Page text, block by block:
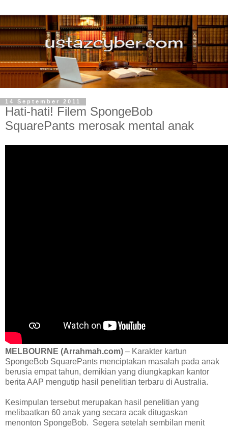
14 September 2011
Hati-hati! Filem SpongeBob
SquarePants merosak mental anak
MELBOURNE (Arrahmah.com) – Karakter kartun
SpongeBob SquarePants menciptakan masalah pada anak
berusia empat tahun, demikian yang diungkapkan kantor
berita AAP mengutip hasil penelitian terbaru di Australia.
Kesimpulan tersebut merupakan hasil penelitian yang
melibaatkan 60 anak yang secara acak ditugaskan
menonton SpongeBob. Segera setelah sembilan menit